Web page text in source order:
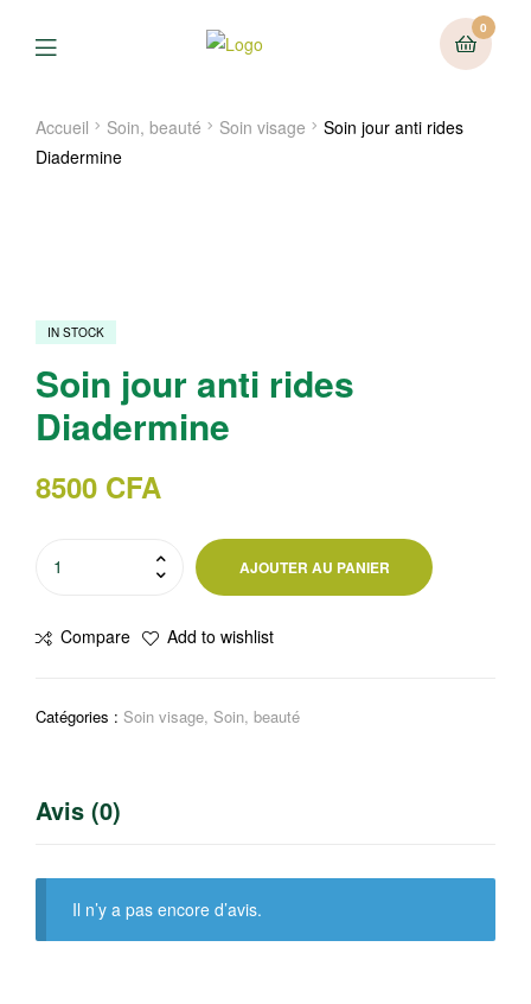
0
Menu
Accueil Soin, beauté Soin visage
Soin jour anti rides
Diadermine
IN STOCK
Soin jour anti rides
Diadermine
8500 CFA
jour
Diadermine
AJOUTER AU PANIER
Compare Add to wishlist
Catégories : Soin visage, Soin, beauté
Avis (0)
Il n’y a pas encore d’avis.